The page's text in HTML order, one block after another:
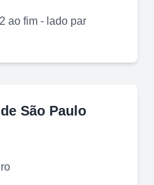
ao fim - lado par
São Paulo